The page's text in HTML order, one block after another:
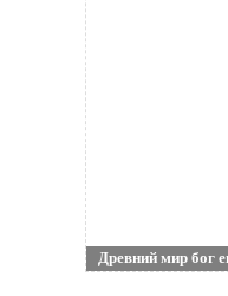
Древний мир бог